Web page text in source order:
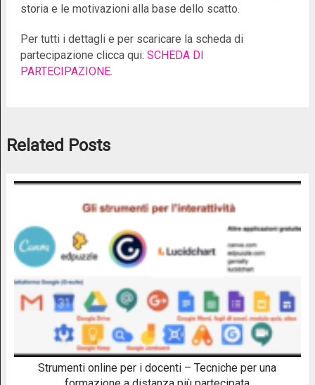
storia e le motivazioni alla base dello scatto.
Per tutti i dettagli e per scaricare la scheda di
partecipazione clicca qui: SCHEDA DI
PARTECIPAZIONE.
Related Posts
Strumenti online per i docenti – Tecniche per una